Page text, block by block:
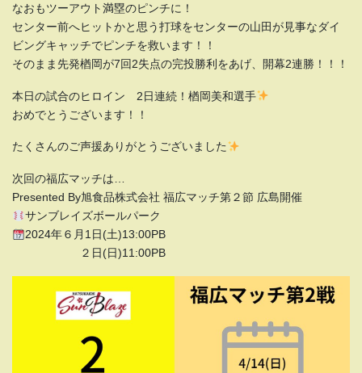
なおもツーアウト満塁のピンチに！
センター前へヒットかと思う打球をセンターの山田が見事なダイ
ビングキャッチでピンチを救います！！
そのまま先発楢岡が7回2失点の完投勝利をあげ、開幕2連勝！！！
本日の試合のヒロイン 2日連続！楢岡美和選手
おめでとうございます！！
たくさんのご声援ありがとうございました
次回の福広マッチは…
Presented By旭食品株式会社 福広マッチ第２節 広島開催
サンブレイズボールパーク
2024年６月1日(土)13:00PB
２日(日)11:00PB